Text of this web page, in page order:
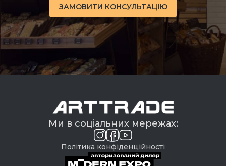
ЗАМОВИТИ КОНСУЛЬТАЦІЮ
Ми в соціальних мережах:
Політика конфіденційності